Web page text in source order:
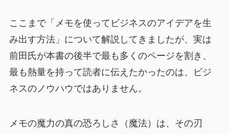
ここまで「メモを使ってビジネスのアイデアを生
み出す方法」について解説してきましたが、実は
前田氏が本書の後半で最も多くのページを割き、
最も熱量を持って読者に伝えたかったのは、ビジ
ネスのノウハウではありません。
メモの魔力の真の恐ろしさ（魔法）は、その刃